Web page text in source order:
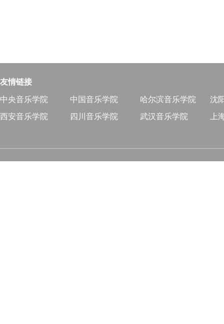
友情链接
中央音乐学院 中国音乐学院 哈尔滨音乐学院
沈
西安音乐学院
四川音乐学院 武汉音乐学院 上